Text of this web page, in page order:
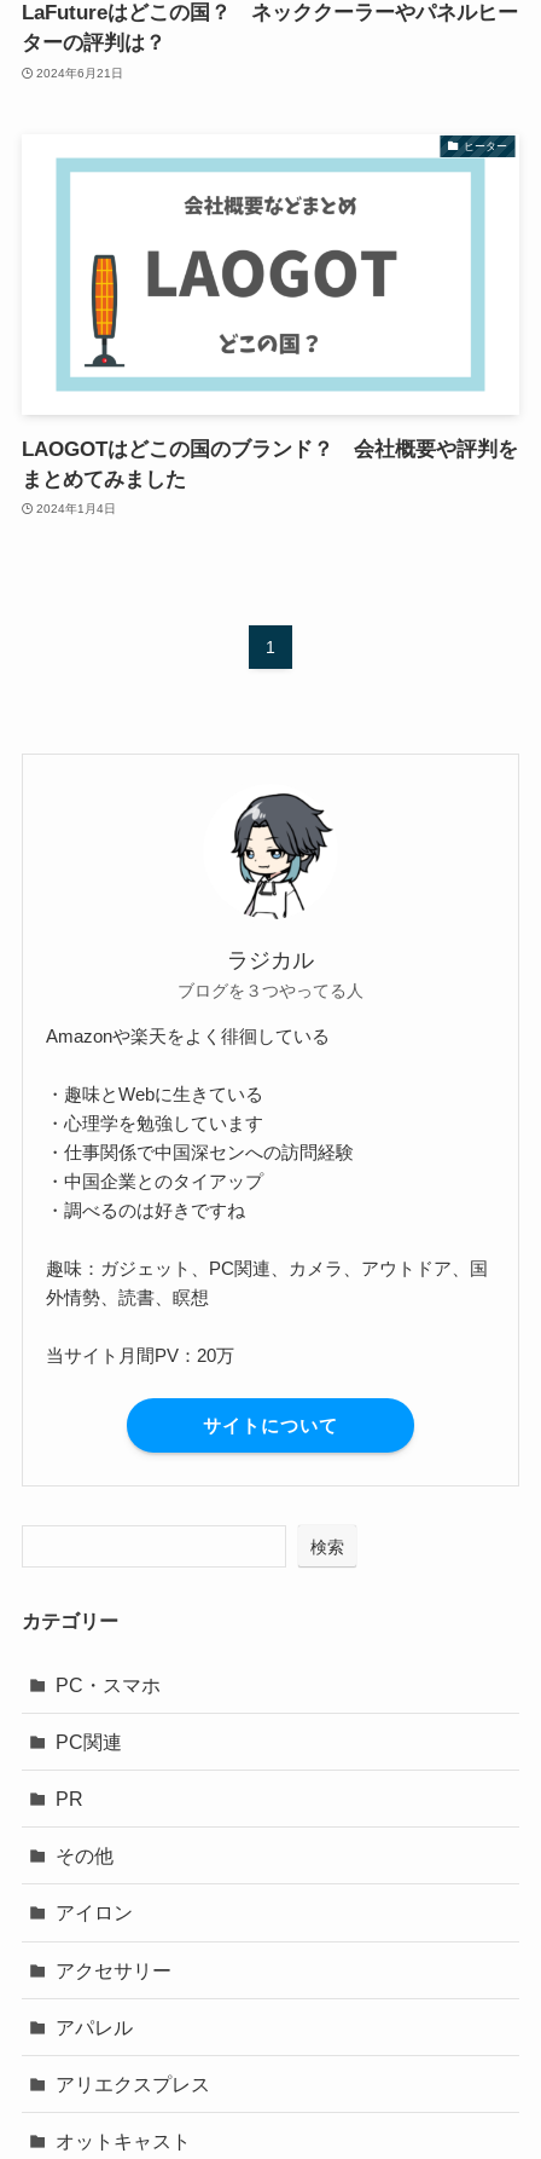
LaFutureはどこの国？ ネッククーラーやパネルヒー
ターの評判は？
2024年6月21日
ヒーター
LAOGOTはどこの国のブランド？ 会社概要や評判を
まとめてみました
2024年1月4日
1
ラジカル
ブログを３つやってる人
Amazonや楽天をよく徘徊している
・趣味とWebに生きている
・心理学を勉強しています
・仕事関係で中国深センへの訪問経験
・中国企業とのタイアップ
・調べるのは好きですね
趣味：ガジェット、PC関連、カメラ、アウトドア、国
外情勢、読書、瞑想
当サイト月間PV：20万
サイトについて
検索
カテゴリー
PC・スマホ
PC関連
PR
その他
アイロン
アクセサリー
アパレル
アリエクスプレス
オットキャスト